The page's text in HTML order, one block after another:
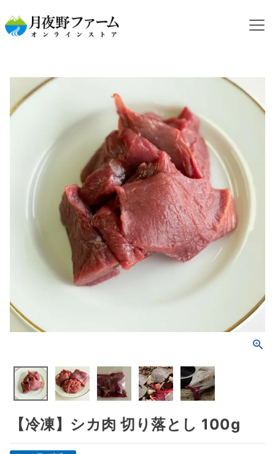
【冷凍】シカ肉 切り落とし 100g
【冷凍】シカ肉 切り落とし 100g